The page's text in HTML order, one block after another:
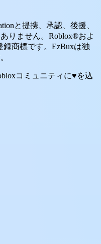
と提携、承認、後援、
りません。Roblox®およ
録商標です。EzBuxは独
コミュニティに♥を込